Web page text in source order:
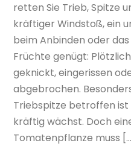
retten Sie Trieb, Spitze
kräftiger Windstoß, ein
beim Anbinden oder
Früchte genügt:
geknickt, eingerissen
abgebrochen.
Triebspitze betroffen ist
kräftig wächst. Doch
Tomatenpflanze muss